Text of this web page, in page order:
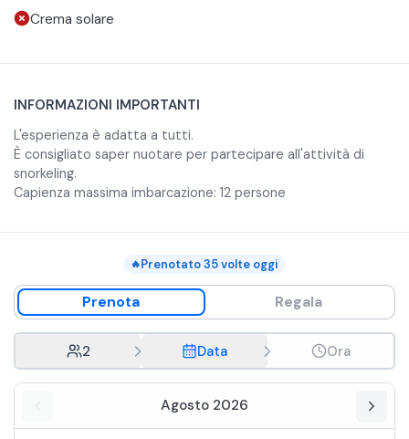
Durante l’escursione avrai a disposizione acqua gratuita
Crema solare
INFORMAZIONI IMPORTANTI
L'esperienza è adatta a tutti.
È consigliato saper nuotare per partecipare all'attività di
snorkeling.
Capienza massima imbarcazione: 12 persone
🔥Prenotato35volte oggi
Prenota Regala
2 Data Ora
Agosto 2026